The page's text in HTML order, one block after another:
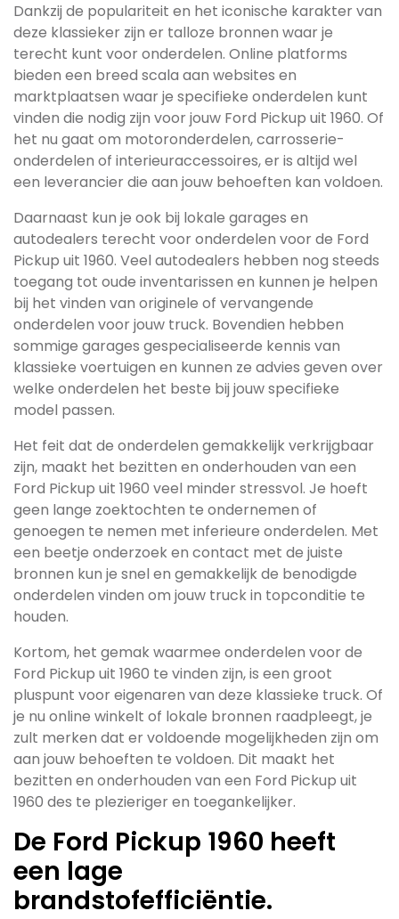
Dankzij de populariteit en het iconische karakter van
deze klassieker zijn er talloze bronnen waar je
terecht kunt voor onderdelen. Online platforms
bieden een breed scala aan websites en
marktplaatsen waar je specifieke onderdelen kunt
vinden die nodig zijn voor jouw Ford Pickup uit 1960. Of
het nu gaat om motoronderdelen, carrosserie-
onderdelen of interieuraccessoires, er is altijd wel
een leverancier die aan jouw behoeften kan voldoen.
Daarnaast kun je ook bij lokale garages en
autodealers terecht voor onderdelen voor de Ford
Pickup uit 1960. Veel autodealers hebben nog steeds
toegang tot oude inventarissen en kunnen je helpen
bij het vinden van originele of vervangende
onderdelen voor jouw truck. Bovendien hebben
sommige garages gespecialiseerde kennis van
klassieke voertuigen en kunnen ze advies geven over
welke onderdelen het beste bij jouw specifieke
model passen.
Het feit dat de onderdelen gemakkelijk verkrijgbaar
zijn, maakt het bezitten en onderhouden van een
Ford Pickup uit 1960 veel minder stressvol. Je hoeft
geen lange zoektochten te ondernemen of
genoegen te nemen met inferieure onderdelen. Met
een beetje onderzoek en contact met de juiste
bronnen kun je snel en gemakkelijk de benodigde
onderdelen vinden om jouw truck in topconditie te
houden.
Kortom, het gemak waarmee onderdelen voor de
Ford Pickup uit 1960 te vinden zijn, is een groot
pluspunt voor eigenaren van deze klassieke truck. Of
je nu online winkelt of lokale bronnen raadpleegt, je
zult merken dat er voldoende mogelijkheden zijn om
aan jouw behoeften te voldoen. Dit maakt het
bezitten en onderhouden van een Ford Pickup uit
1960 des te plezieriger en toegankelijker.
De Ford Pickup 1960 heeft
een lage
brandstofefficiëntie.